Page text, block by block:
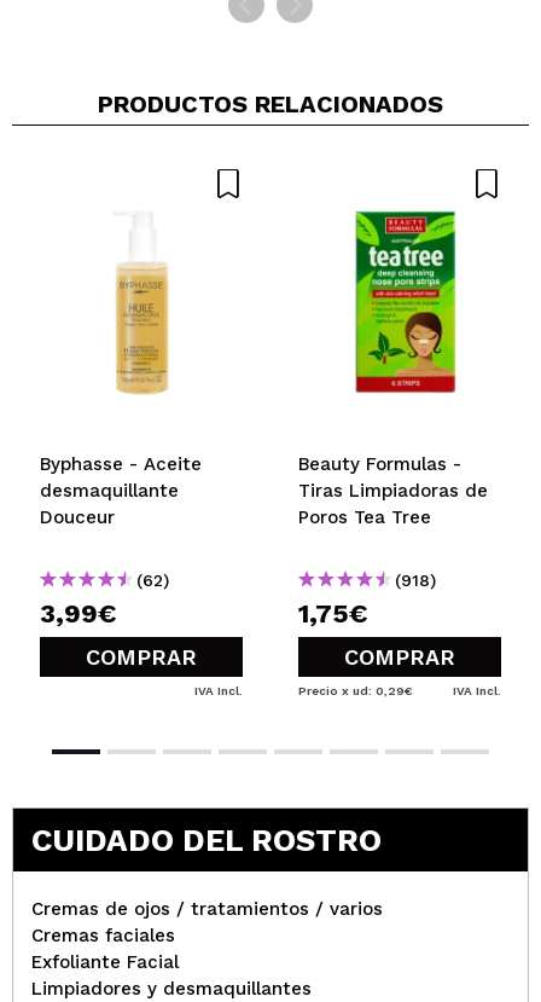
PRODUCTOS RELACIONADOS
Byphasse - Aceite
desmaquillante
Douceur
(62)
3,99€
COMPRAR
IVA Incl.
Beauty Formulas -
Tiras Limpiadoras de
Poros Tea Tree
(918)
1,75€
COMPRAR
Precio x ud: 0,29€ IVA Incl.
CUIDADO DEL ROSTRO
Cremas de ojos / tratamientos / varios
Cremas faciales
Exfoliante Facial
Limpiadores y desmaquillantes